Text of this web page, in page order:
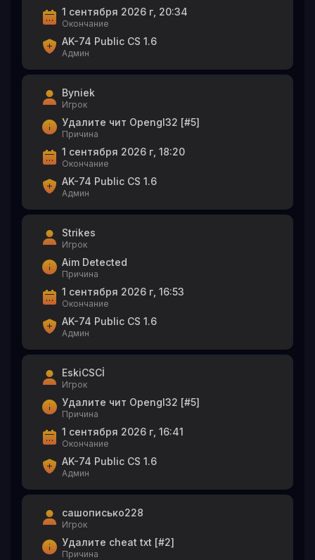
1 сентября 2026 г, 20:34
Окончание
AK-74 Public CS 1.6
Админ
Byniek
Игрок
Удалите чит Opengl32 [#5]
Причина
1 сентября 2026 г, 18:20
Окончание
AK-74 Public CS 1.6
Админ
Strikes
Игрок
Aim Detected
Причина
1 сентября 2026 г, 16:53
Окончание
AK-74 Public CS 1.6
Админ
EskiCSCİ
Игрок
Удалите чит Opengl32 [#5]
Причина
1 сентября 2026 г, 16:41
Окончание
AK-74 Public CS 1.6
Админ
сашописько228
Игрок
Удалите cheat txt [#2]
Причина